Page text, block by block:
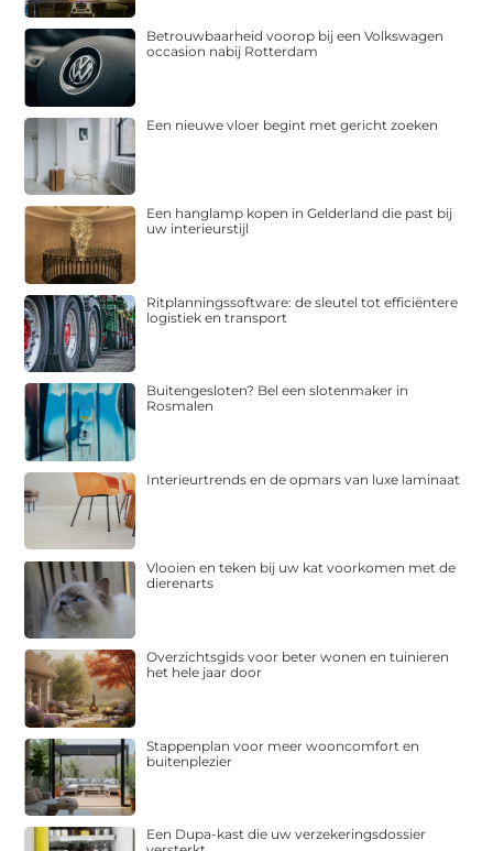
Betrouwbaarheid voorop bij een Volkswagen
occasion nabij Rotterdam
Een nieuwe vloer begint met gericht zoeken
Een hanglamp kopen in Gelderland die past bij
uw interieurstijl
Ritplanningssoftware: de sleutel tot efficiëntere
logistiek en transport
Buitengesloten? Bel een slotenmaker in
Rosmalen
Interieurtrends en de opmars van luxe laminaat
Vlooien en teken bij uw kat voorkomen met de
dierenarts
Overzichtsgids voor beter wonen en tuinieren
het hele jaar door
Stappenplan voor meer wooncomfort en
buitenplezier
Een Dupa-kast die uw verzekeringsdossier